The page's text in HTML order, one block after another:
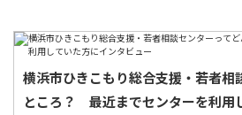
横浜市ひきこもり総合支援・若者相
ところ？ 最近までセンターを利用